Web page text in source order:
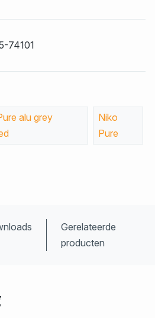
74101
alu grey
Niko
Pure
Gerelateerde
producten